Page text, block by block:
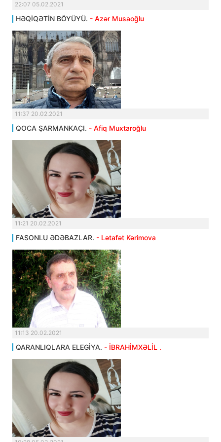
22:07 05.02.2021
HƏQİQƏTİN BÖYÜYÜ. - Azər Musaoğlu
11:37 20.02.2021
QOCA ŞARMANKAÇI. - Afiq Muxtaroğlu
11:21 20.02.2021
FASONLU ƏDƏBAZLAR. - Lətafət Kərimova
11:13 20.02.2021
QARANLIQLARA ELEGİYA. - İBRAHİMXƏLİL .